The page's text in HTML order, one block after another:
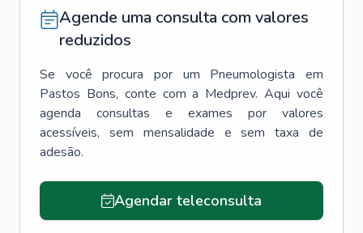
Agende uma consulta com valores
reduzidos
Se você procura por um Pneumologista
em
Pastos Bons, conte com a Medprev. Aqui você
agenda consultas e exames por valores
acessíveis, sem mensalidade e sem taxa de
adesão.
Agendar teleconsulta